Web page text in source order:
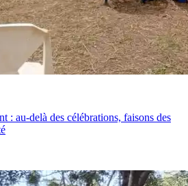
: au-delà des célébrations, faisons des